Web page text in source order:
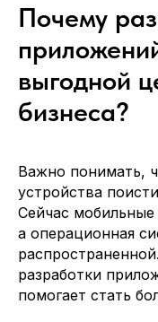
Почему
выгодной
бизнеса?
Важно понимать,
устройства
Сейчас мобильные
а операционная
разработки
помогает стать